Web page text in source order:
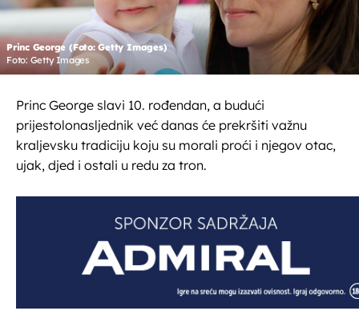
Princ George (Foto: Getty Images)
Foto: Getty Images
Princ George slavi 10. rođendan, a budući
prijestolonasljednik već danas će prekršiti važnu
kraljevsku tradiciju koju su morali proći i njegov otac,
ujak, djed i ostali u redu za tron.